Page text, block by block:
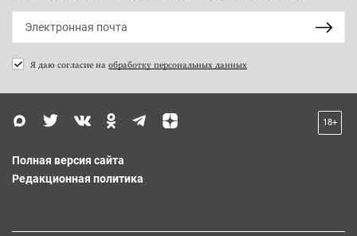
Я даю согласие на обработку персональных данных
18+
Полная версия сайта
Редакционная политика